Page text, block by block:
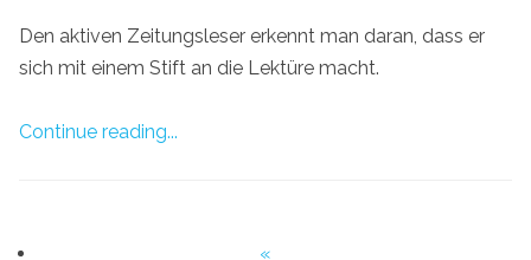
Den aktiven Zeitungsleser erkennt man daran, dass er
sich mit einem Stift an die Lektüre macht.
Continue reading...
«